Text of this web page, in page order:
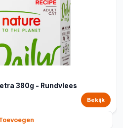
380g - Rundvlees
Bekijk